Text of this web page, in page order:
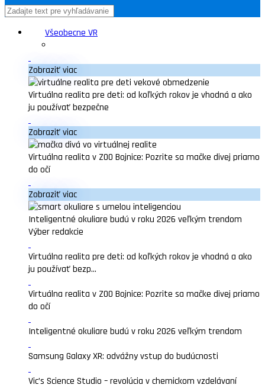
Všeobecne VR
Zobraziť viac
Virtuálna realita pre deti: od koľkých rokov je vhodná a ako
ju používať bezpečne
Zobraziť viac
Virtuálna realita v ZOO Bojnice: Pozrite sa mačke divej priamo
do očí
Zobraziť viac
Inteligentné okuliare budú v roku 2026 veľkým trendom
Výber redakcie
Virtuálna realita pre deti: od koľkých rokov je vhodná a ako
ju používať bezp...
Virtuálna realita v ZOO Bojnice: Pozrite sa mačke divej priamo
do očí
Inteligentné okuliare budú v roku 2026 veľkým trendom
Samsung Galaxy XR: odvážny vstup do budúcnosti
Vic’s Science Studio – revolúcia v chemickom vzdelávaní